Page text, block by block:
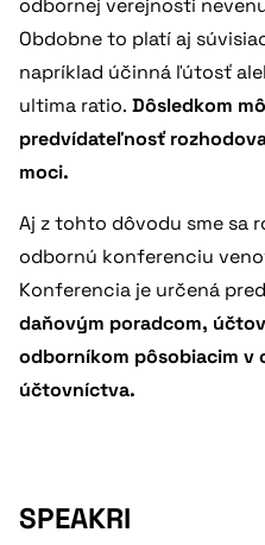
odbornej verejnosti
Obdobne to platí aj
napríklad účinná ľútosť
ultima ratio. Dôsledkom
predvídateľnosť
moci.
Aj z tohto dôvodu sme sa
odbornú konferenciu
Konferencia je určená
daňovým poradcom,
odborníkom pôsobiacim v
účtovníctva.
SPEAKRI